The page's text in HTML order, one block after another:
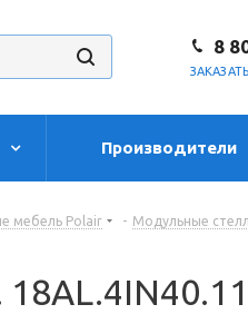
8
Производители
мебель Polair - Модульные